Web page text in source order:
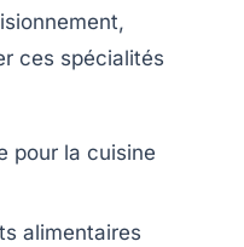
ces spécialités
pour la cuisine
alimentaires